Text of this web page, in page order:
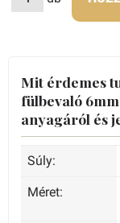
Mit érdemes
fülbevaló
anyagáról és
Súly:
Méret: